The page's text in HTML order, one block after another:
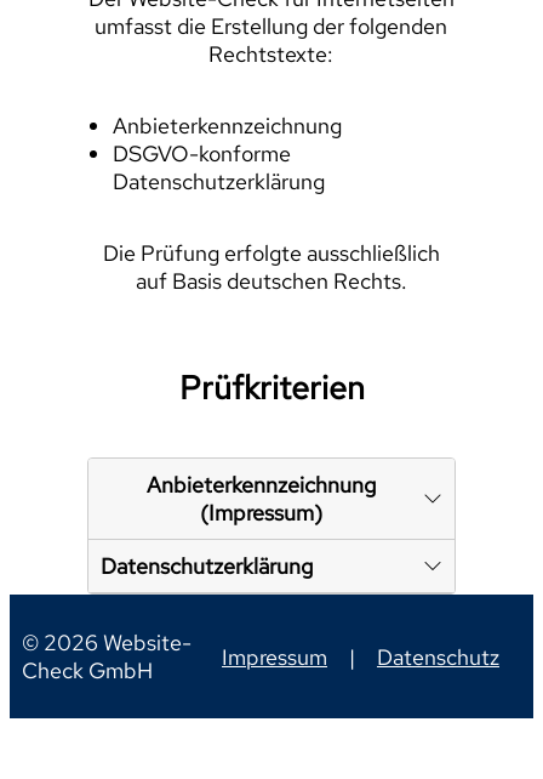
umfasst die Erstellung der folgenden
Rechtstexte:
Anbieterkennzeichnung
DSGVO-konforme
Datenschutzerklärung
Die Prüfung erfolgte ausschließlich
auf Basis deutschen Rechts.
Prüfkriterien
Anbieterkennzeichnung
(Impressum)
Datenschutzerklärung
© 2026 Website-
Check GmbH
Impressum | Datenschutz